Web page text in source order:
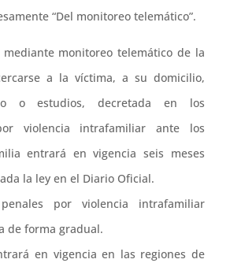
“Del monitoreo telemático”.
mediante monitoreo telemático de la
a la víctima, a su domicilio,
o estudios, decretada en los
violencia intrafamiliar ante los
entrará en vigencia seis meses
la ley en el Diario Oficial.
por violencia intrafamiliar
de forma gradual.
en vigencia en las regiones de